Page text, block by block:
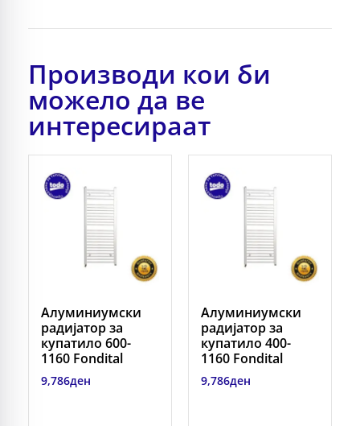
Производи кои би
можело да ве
интересираат
Алуминиумски
радијатор за
купатило 600-
1160 Fondital
9,786ден
Алуминиумски
радијатор за
купатило 400-
1160 Fondital
9,786ден